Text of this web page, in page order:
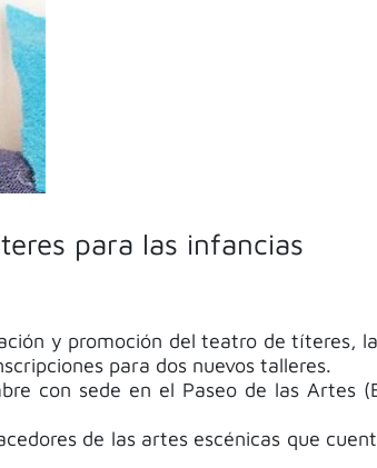
para las infancias
y promoción del teatro de títeres,
para dos nuevos talleres.
con sede en el Paseo de las Artes
de las artes escénicas que